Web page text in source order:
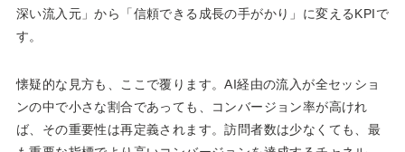
深い流入元」から「信頼できる成長の手がかり」に変えるKPIで
す。
懐疑的な見方も、ここで覆ります。AI経由の流入が全セッショ
ンの中で小さな割合であっても、コンバージョン率が高けれ
ば、その重要性は再定義されます。訪問者数は少なくても、最